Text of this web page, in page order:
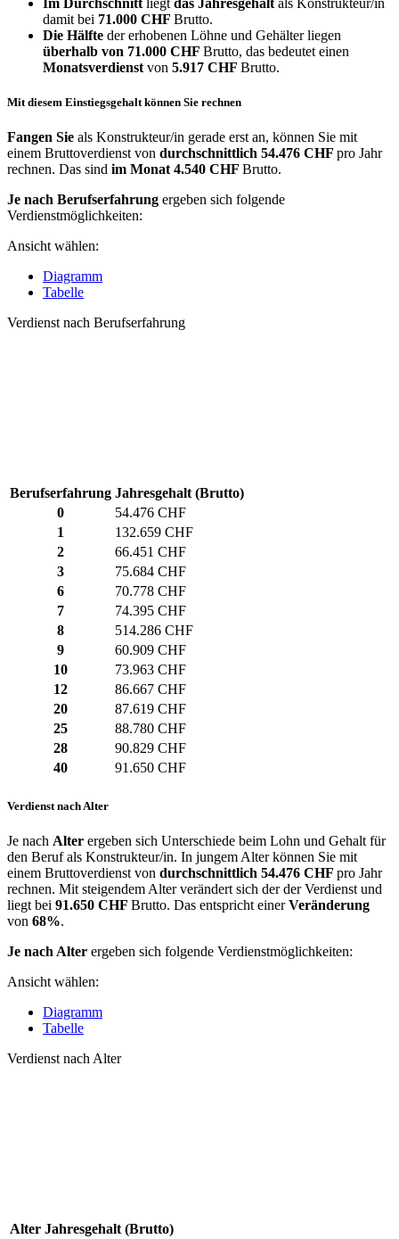
Im Durchschnitt liegt das Jahresgehalt als Konstrukteur/in
damit bei 71.000 CHF Brutto.
Die Hälfte der erhobenen Löhne und Gehälter liegen
überhalb von 71.000 CHF Brutto, das bedeutet einen
Monatsverdienst von 5.917 CHF Brutto.
Mit diesem Einstiegsgehalt können Sie rechnen
Fangen Sie als Konstrukteur/in gerade erst an, können Sie mit
einem Bruttoverdienst von durchschnittlich 54.476 CHF pro Jahr
rechnen. Das sind im Monat 4.540 CHF Brutto.
Je nach Berufserfahrung ergeben sich folgende
Verdienstmöglichkeiten:
Ansicht wählen:
Diagramm
Tabelle
Verdienst nach Berufserfahrung
Berufserfahrung Jahresgehalt (Brutto)
0
54.476 CHF
1
132.659 CHF
2
66.451 CHF
3
75.684 CHF
6
70.778 CHF
7
74.395 CHF
8
514.286 CHF
9
60.909 CHF
10
73.963 CHF
12
86.667 CHF
20
87.619 CHF
25
88.780 CHF
28
90.829 CHF
40
91.650 CHF
Verdienst nach Alter
Je nach Alter ergeben sich Unterschiede beim Lohn und Gehalt für
den Beruf als Konstrukteur/in. In jungem Alter können Sie mit
einem Bruttoverdienst von durchschnittlich 54.476 CHF pro Jahr
rechnen. Mit steigendem Alter verändert sich der der Verdienst und
liegt bei 91.650 CHF Brutto. Das entspricht einerVeränderung
von 68%.
Je nach Alter ergeben sich folgende Verdienstmöglichkeiten:
Ansicht wählen:
Diagramm
Tabelle
Verdienst nach Alter
Alter Jahresgehalt (Brutto)